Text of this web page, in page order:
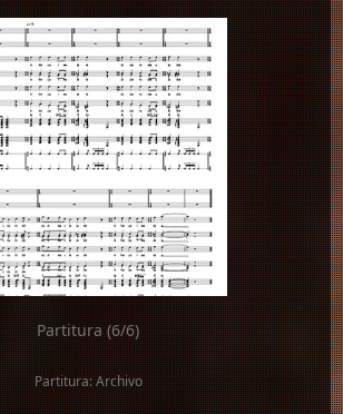
Partitura (6/6)
Partitura: Archivo